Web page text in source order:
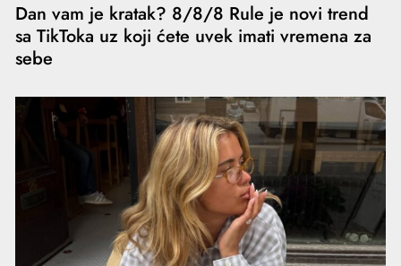
Dan vam je kratak? 8/8/8 Rule je novi trend
sa TikToka uz koji ćete uvek imati vremena za
sebe